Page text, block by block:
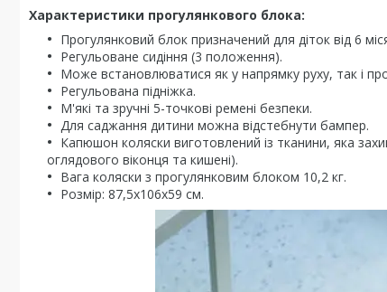
Характеристики прогулянкового блока:
Прогулянковий блок призначений для діток від 6
Регульоване сидіння (3 положення).
Може встановлюватися як у напрямку руху, так і
Регульована підніжка.
М'які та зручні 5-точкові ремені безпеки.
Для саджання дитини можна відстебнути бампер.
Капюшон коляски виготовлений із тканини, яка
оглядового віконця та кишені).
Вага коляски з прогулянковим блоком 10,2 кг.
Розмір: 87,5x106x59 см.